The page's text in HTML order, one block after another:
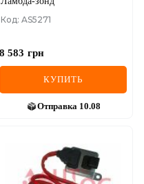
Код: AS5271
8 583 грн
КУПИТЬ
Отправка 10.08